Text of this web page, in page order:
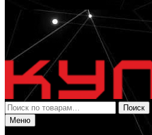
Искать:
Поиск
Меню